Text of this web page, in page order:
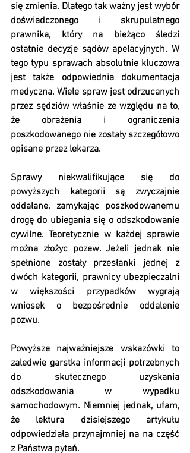
się zmienia. Dlatego tak ważny jest wybór
doświadczonego i skrupulatnego
prawnika, który na bieżąco śledzi
ostatnie decyzje sądów apelacyjnych. W
tego typu sprawach absolutnie kluczowa
jest także odpowiednia dokumentacja
medyczna. Wiele spraw jest odrzucanych
przez sędziów właśnie ze względu na to,
że obrażenia i ograniczenia
poszkodowanego nie zostały szczegółowo
opisane przez lekarza.
Sprawy niekwalifikujące się do
powyższych kategorii są zwyczajnie
oddalane, zamykając poszkodowanemu
drogę do ubiegania się o odszkodowanie
cywilne. Teoretycznie w każdej sprawie
można złożyc pozew. Jeżeli jednak nie
spełnione zostały przesłanki jednej z
dwóch kategorii, prawnicy ubezpieczalni
w większości przypadków wygrają
wniosek o bezpośrednie oddalenie
pozwu.
Powyższe najważniejsze wskazówki to
zaledwie garstka informacji potrzebnych
do skutecznego uzyskania
odszkodowania w wypadku
samochodowym. Niemniej jednak, ufam,
że lektura dzisiejszego artykułu
odpowiedziała przynajmniej na na część
z Państwa pytań.